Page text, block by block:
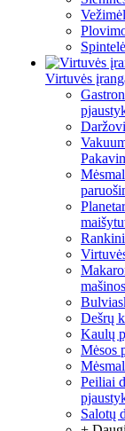
Virtuvės
mašinos
Dešrų
Kaulų
Mėsos
Peiliai
Salotų